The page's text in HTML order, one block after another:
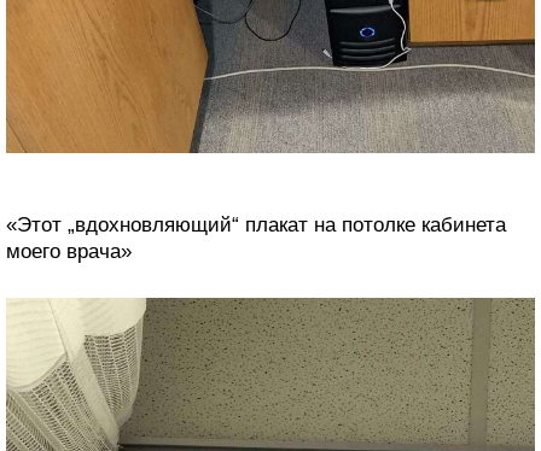
«Этот „вдохновляющий“ плакат на потолке кабинета
моего врача»